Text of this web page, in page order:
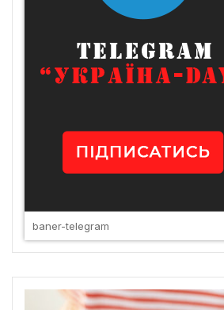
baner-telegram